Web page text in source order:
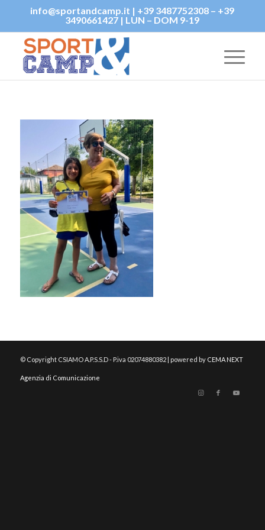
info@sportandcamp.it | +39 3487752308 – +39
3490661427 | LUN – DOM 9-19
© Copyright CSIAMO A.P.S.S.D - P.iva 02074880382 | powered by CEMA NEXT
Agenzia di Comunicazione